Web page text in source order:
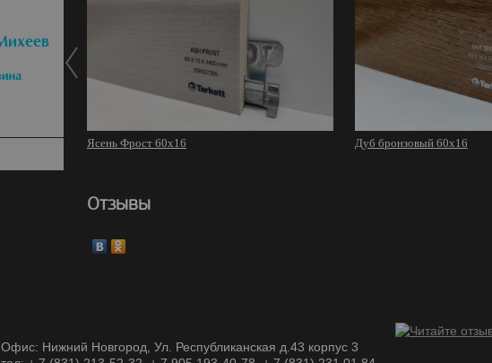
Ясень Фрост 60х16 Дуб бронзовый 60х16
Отзывы
Офис: Нижний Новгород, Ул. Республиканская д.43 корпус 3